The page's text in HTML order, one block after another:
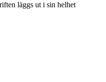
läggs ut i sin helhet